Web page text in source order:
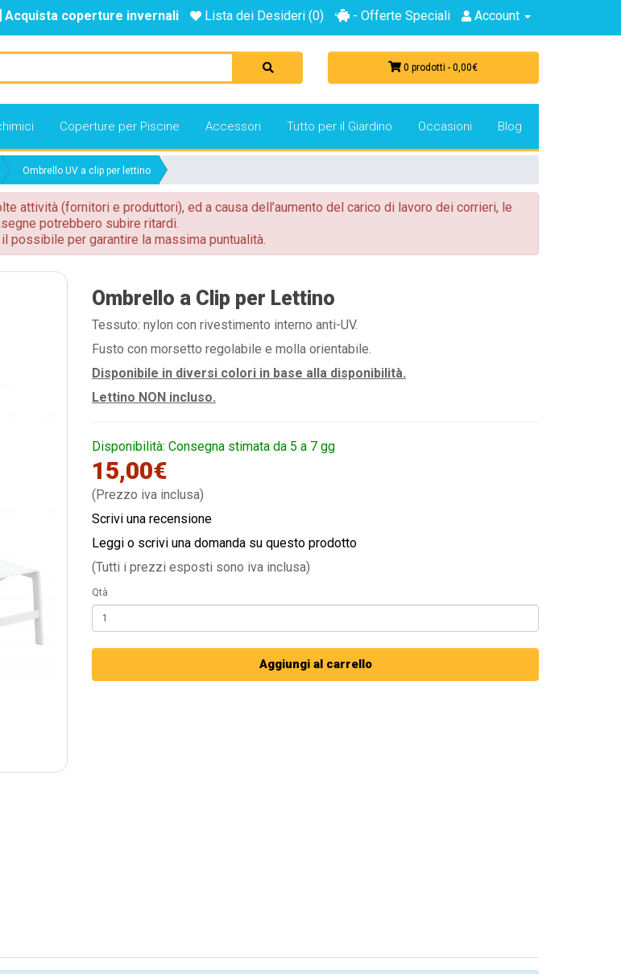
Acquista coperture invernali Lista dei Desideri (0) - Offerte Speciali Account
0 prodotti - 0,00€
Coperture per Piscine Accessori Tutto per il Giardino Occasioni Blog
Ombrello UV a clip per lettino
attività (fornitori e produttori), ed a causa dell’aumento del carico di lavoro dei corrieri, le
potrebbero subire ritardi.
possibile per garantire la massima puntualità.
Ombrello a Clip per Lettino
Tessuto: nylon con rivestimento interno anti-UV.
Fusto con morsetto regolabile e molla orientabile.
Disponibile in diversi colori in base alla disponibilità.
Lettino NON incluso.
Disponibilità: Consegna stimata da 5 a 7 gg
15,00€
(Prezzo iva inclusa)
Scrivi una recensione
Leggi o scrivi una domanda su questo prodotto
(Tutti i prezzi esposti sono iva inclusa)
Qtà
Aggiungi al carrello